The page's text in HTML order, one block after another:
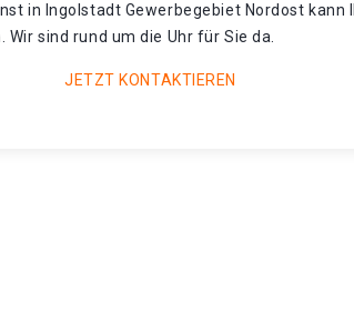
in Ingolstadt Gewerbegebiet Nordost kann
sind rund um die Uhr für Sie da.
JETZT KONTAKTIEREN